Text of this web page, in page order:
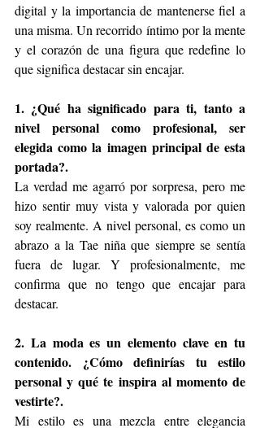
digital y la importancia de mantenerse fiel a
una misma. Un recorrido íntimo por la mente
y el corazón de una figura que redefine lo
que significa destacar sin encajar.
1. ¿Qué ha significado para ti, tanto a
nivel personal como profesional, ser
elegida como la imagen principal de esta
portada?.
La verdad me agarró por sorpresa, pero me
hizo sentir muy vista y valorada por quien
soy realmente. A nivel personal, es como un
abrazo a la Tae niña que siempre se sentía
fuera de lugar. Y profesionalmente, me
confirma que no tengo que encajar para
destacar.
2. La moda es un elemento clave en tu
contenido. ¿Cómo definirías tu estilo
personal y qué te inspira al momento de
vestirte?.
Mi estilo es una mezcla entre elegancia